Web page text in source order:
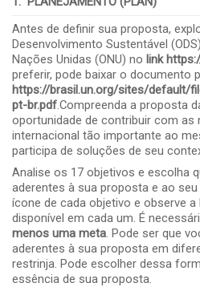
Antes de definir sua proposta,
Desenvolvimento Sustentável
Nações Unidas (ONU) no link
preferir, pode baixar o documento
https://brasil.un.org/sites/default/
pt-br.pdf.Compreenda a proposta
oportunidade de contribuir com as
internacional tão importante ao
participa de soluções de seu
Analise os 17 objetivos e escolha
aderentes à sua proposta e ao
ícone de cada objetivo e observe
disponível em cada um. É
menos uma meta. Pode ser que
aderentes à sua proposta em
restrinja. Pode escolher dessa
essência de sua proposta.